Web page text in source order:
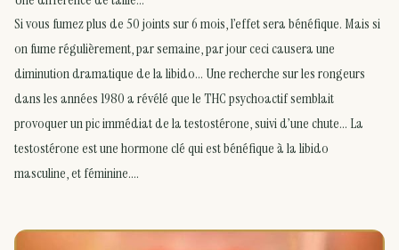
Si vous fumez plus de 50 joints sur 6 mois, l’effet sera bénéfique. Mais si
on fume régulièrement, par semaine, par jour ceci causera une
diminution dramatique de la libido… Une recherche sur les rongeurs
dans les années 1980 a révélé que le THC psychoactif semblait
provoquer un pic immédiat de la testostérone, suivi d’une chute… La
testostérone est une hormone clé qui est bénéfique à la libido
masculine, et féminine….